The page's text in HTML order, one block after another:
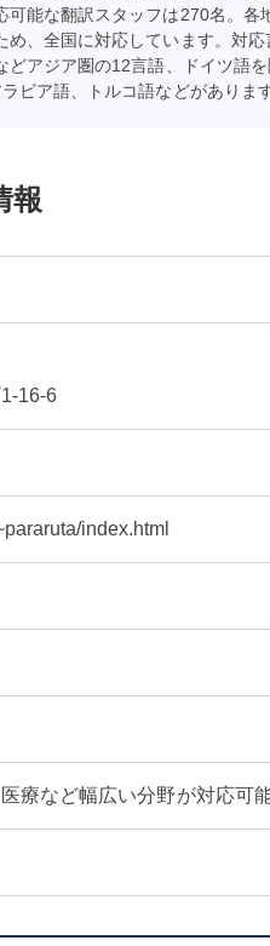
可能な翻訳スタッフは270名。各
め、全国に対応しています。対応
どアジア圏の12言語、ドイツ語
ビア語、トルコ語などがあります
報
16-6
index.html
療など幅広い分野が対応可